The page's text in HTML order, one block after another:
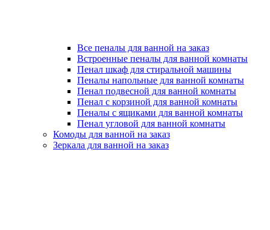
Все пеналы для ванной на заказ
Встроенные пеналы для ванной комнаты
Пенал шкаф для стиральной машины
Пеналы напольные для ванной комнаты
Пенал подвесной для ванной комнаты
Пенал с корзиной для ванной комнаты
Пеналы с ящиками для ванной комнаты
Пенал угловой для ванной комнаты
Комоды для ванной на заказ
Зеркала для ванной на заказ